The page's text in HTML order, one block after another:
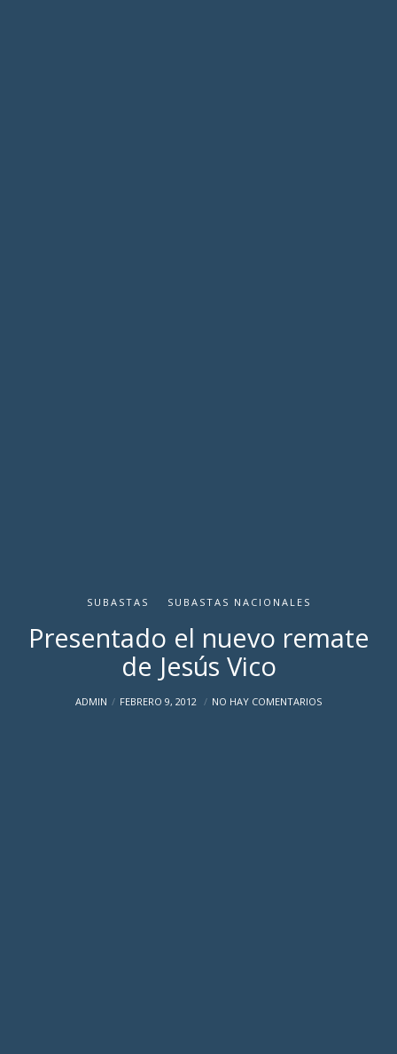
SUBASTAS SUBASTAS NACIONALES
Presentado el nuevo remate
de Jesús Vico
ADMIN FEBRERO 9, 2012 NO HAY COMENTARIOS